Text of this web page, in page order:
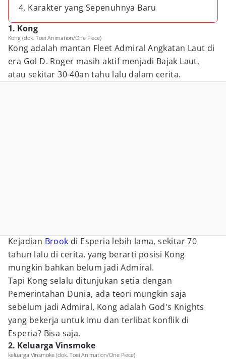
4. Karakter yang Sepenuhnya Baru
1. Kong
Kong (dok. Toei Animation/One Piece)
Kong adalah mantan Fleet Admiral Angkatan Laut di
era Gol D. Roger masih aktif menjadi Bajak Laut,
atau sekitar 30-40an tahu lalu dalam cerita.
Kejadian Brook di Esperia lebih lama, sekitar 70
tahun lalu di cerita, yang berarti posisi Kong
mungkin bahkan belum jadi Admiral.
Tapi Kong selalu ditunjukan setia dengan
Pemerintahan Dunia, ada teori mungkin saja
sebelum jadi Admiral, Kong adalah God's Knights
yang bekerja untuk Imu dan terlibat konflik di
Esperia? Bisa saja.
2. Keluarga Vinsmoke
keluarga Vinsmoke (dok. Toei Animation/One Piece)